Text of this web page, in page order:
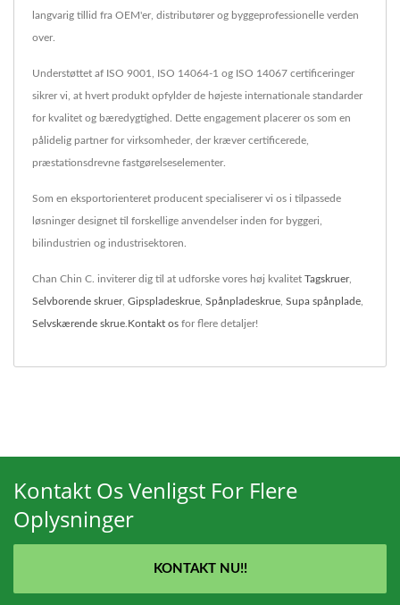
langvarig tillid fra OEM'er, distributører og byggeprofessionelle verden
over.
Understøttet af ISO 9001, ISO 14064-1 og ISO 14067 certificeringer
sikrer vi, at hvert produkt opfylder de højeste internationale standarder
for kvalitet og bæredygtighed. Dette engagement placerer os som en
pålidelig partner for virksomheder, der kræver certificerede,
præstationsdrevne fastgørelseselementer.
Som en eksportorienteret producent specialiserer vi os i tilpassede
løsninger designet til forskellige anvendelser inden for byggeri,
bilindustrien og industrisektoren.
Chan Chin C. inviterer dig til at udforske vores høj kvalitet Tagskruer,
Selvborende skruer, Gipspladeskrue, Spånpladeskrue, Supa spånplade,
Selvskærende skrue. Kontakt os for flere detaljer!
Kontakt Os Venligst For Flere
Oplysninger
KONTAKT NU!!